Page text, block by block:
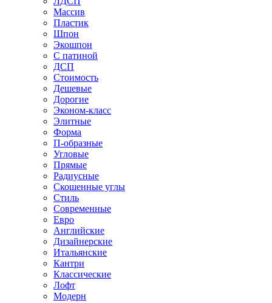
Массив
Пластик
Шпон
Экошпон
С патиной
ДСП
Стоимость
Дешевые
Дорогие
Эконом-класс
Элитные
Форма
П-образные
Угловые
Прямые
Радиусные
Скошенные углы
Стиль
Современные
Евро
Английские
Дизайнерские
Итальянские
Кантри
Классические
Лофт
Модерн